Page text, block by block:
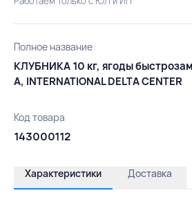
Полное название
КЛУБНИКА 10 кг, ягоды
А, INTERNATIONAL DELTA CENTER
Код товара
143000112
Характеристики Доставка